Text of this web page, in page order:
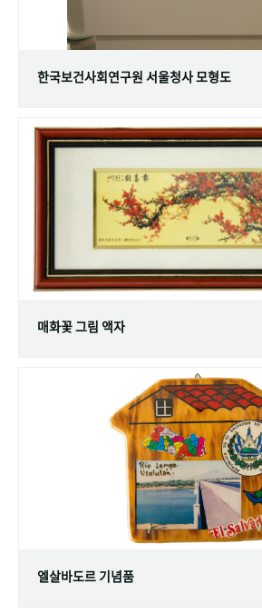
한국보건사회연구원 서울청사 모형도
매화꽃 그림 액자
엘살바도르 기념품